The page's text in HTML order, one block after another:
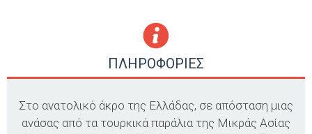
ΠΛΗΡΟΦΟΡΙΕΣ
Στο ανατολικό άκρο της Ελλάδας, σε απόσταση μιας
ανάσας από τα τουρκικά παράλια της Μικράς Ασίας